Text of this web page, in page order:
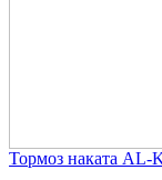
Тормоз наката AL-